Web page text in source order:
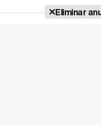
Eliminar